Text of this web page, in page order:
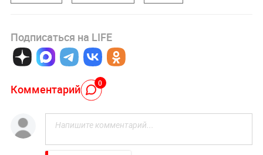
Подписаться на LIFE
Комментарий 0